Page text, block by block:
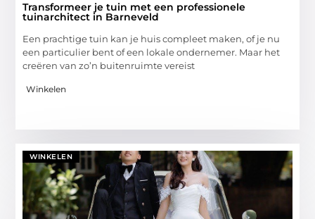
Transformeer je tuin met een professionele
tuinarchitect in Barneveld
Een prachtige tuin kan je huis compleet maken, of je nu
een particulier bent of een lokale ondernemer. Maar het
creëren van zo’n buitenruimte vereist
Winkelen
WINKELEN